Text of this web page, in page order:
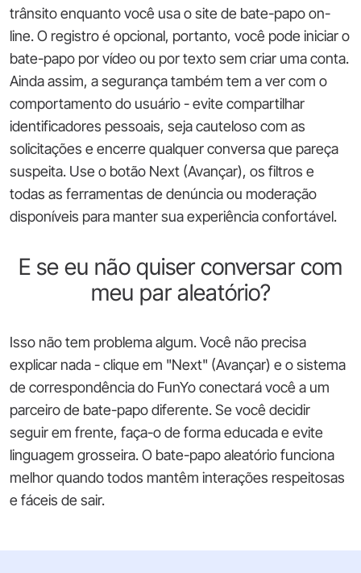
trânsito enquanto você usa o site de bate-papo on-
line. O registro é opcional, portanto, você pode iniciar o
bate-papo por vídeo ou por texto sem criar uma conta.
Ainda assim, a segurança também tem a ver com o
comportamento do usuário - evite compartilhar
identificadores pessoais, seja cauteloso com as
solicitações e encerre qualquer conversa que pareça
suspeita. Use o botão Next (Avançar), os filtros e
todas as ferramentas de denúncia ou moderação
disponíveis para manter sua experiência confortável.
E se eu não quiser conversar com
meu par aleatório?
Isso não tem problema algum. Você não precisa
explicar nada - clique em "Next" (Avançar) e o sistema
de correspondência do FunYo conectará você a um
parceiro de bate-papo diferente. Se você decidir
seguir em frente, faça-o de forma educada e evite
linguagem grosseira. O bate-papo aleatório funciona
melhor quando todos mantêm interações respeitosas
e fáceis de sair.